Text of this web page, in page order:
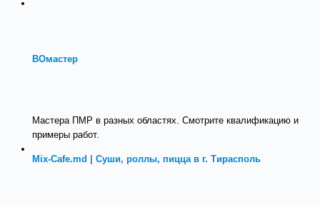
ВОмастер
Мастера ПМР в разных областях. Смотрите квалификацию и
примеры работ.
Mix-Cafe.md | Суши, роллы, пицца в г. Тирасполь